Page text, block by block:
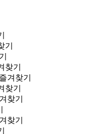
기
찾기
즐겨찾기
찾기
찾기
찾기